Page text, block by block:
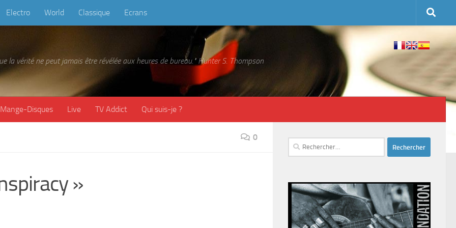
Electro World Classique Ecrans
la vérité ne peut jamais être révélée aux heures de bureau." Hunter S. Thompson
Mange-Disques Live TV Addict Qui suis-je ?
0
»
Rechercher :